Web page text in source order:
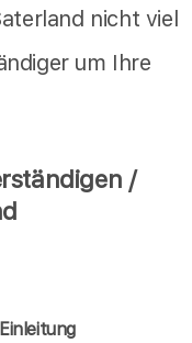
nicht viel
um Ihre
/